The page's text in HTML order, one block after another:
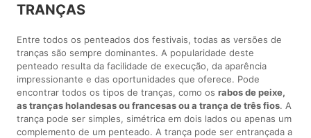
TRANÇAS
Entre todos os penteados dos festivais, todas as versões de
tranças são sempre dominantes. A popularidade deste
penteado resulta da facilidade de execução, da aparência
impressionante e das oportunidades que oferece. Pode
encontrar todos os tipos de tranças, como osrabos de peixe,
as tranças holandesas ou francesas ou a trança de três fios. A
trança pode ser simples, simétrica em dois lados ou apenas um
complemento de um penteado. A trança pode ser entrançada a